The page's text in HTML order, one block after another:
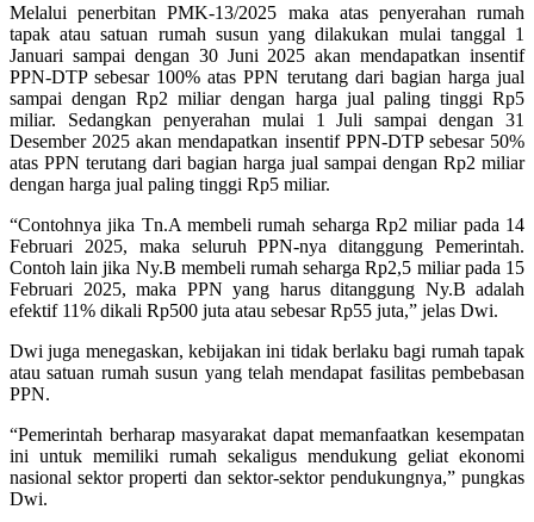
Melalui penerbitan PMK-13/2025 maka atas penyerahan rumah
tapak atau satuan rumah susun yang dilakukan mulai tanggal 1
Januari sampai dengan 30 Juni 2025 akan mendapatkan insentif
PPN-DTP sebesar 100% atas PPN terutang dari bagian harga jual
sampai dengan Rp2 miliar dengan harga jual paling tinggi Rp5
miliar. Sedangkan penyerahan mulai 1 Juli sampai dengan 31
Desember 2025 akan mendapatkan insentif PPN-DTP sebesar 50%
atas PPN terutang dari bagian harga jual sampai dengan Rp2 miliar
dengan harga jual paling tinggi Rp5 miliar.
“Contohnya jika Tn.A membeli rumah seharga Rp2 miliar pada 14
Februari 2025, maka seluruh PPN-nya ditanggung Pemerintah.
Contoh lain jika Ny.B membeli rumah seharga Rp2,5 miliar pada 15
Februari 2025, maka PPN yang harus ditanggung Ny.B adalah
efektif 11% dikali Rp500 juta atau sebesar Rp55 juta,” jelas Dwi.
Dwi juga menegaskan, kebijakan ini tidak berlaku bagi rumah tapak
atau satuan rumah susun yang telah mendapat fasilitas pembebasan
PPN.
“Pemerintah berharap masyarakat dapat memanfaatkan kesempatan
ini untuk memiliki rumah sekaligus mendukung geliat ekonomi
nasional sektor properti dan sektor-sektor pendukungnya,” pungkas
Dwi.